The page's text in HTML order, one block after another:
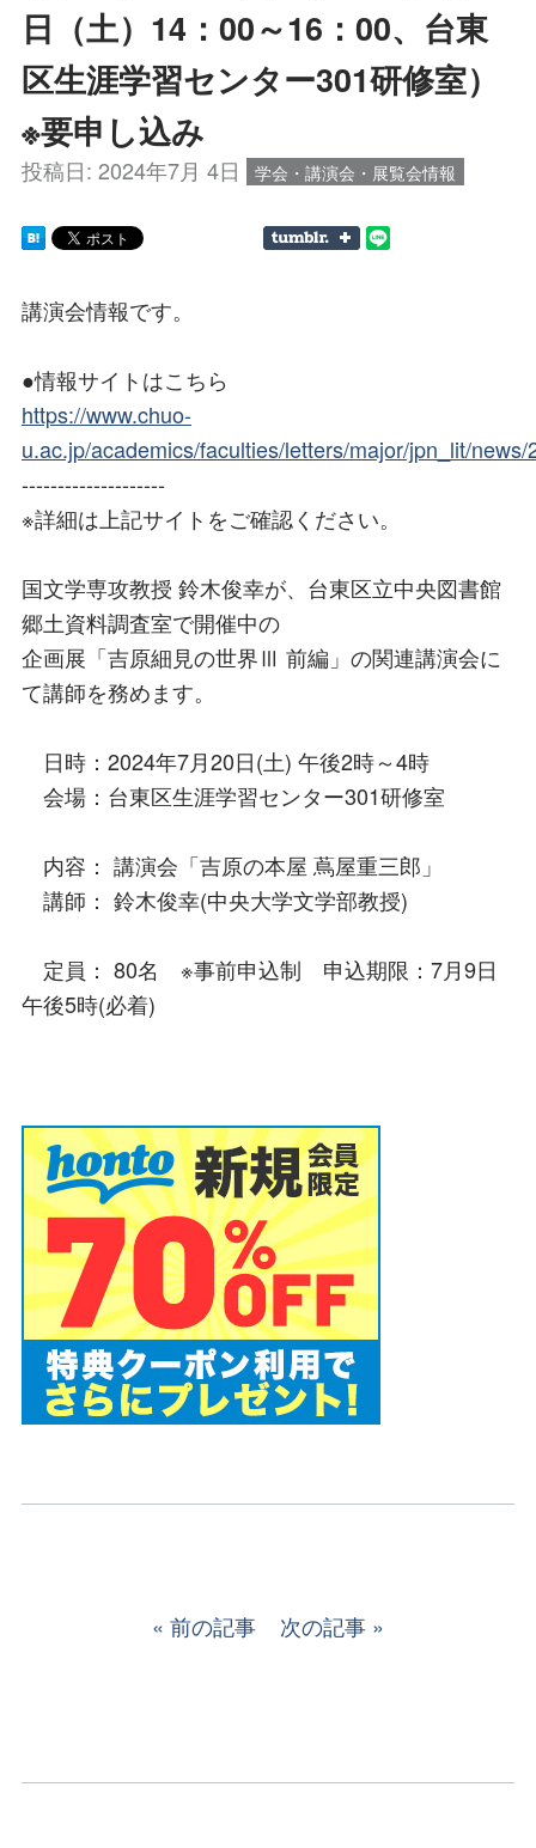
日（土）14：00～16：00、台東
区生涯学習センター301研修室）
※要申し込み
投稿日: 2024年7月 4日 学会・講演会・展覧会情報
講演会情報です。
●情報サイトはこちら
https://www.chuo-
u.ac.jp/academics/faculties/letters/major/jpn_lit/
--------------------
※詳細は上記サイトをご確認ください。
国文学専攻教授 鈴木俊幸が、台東区立中央図書館
郷土資料調査室で開催中の
企画展「吉原細見の世界Ⅲ 前編」の関連講演会に
て講師を務めます。
日時：2024年7月20日(土) 午後2時～4時
会場：台東区生涯学習センター301研修室
内容： 講演会「吉原の本屋 蔦屋重三郎」
講師： 鈴木俊幸(中央大学文学部教授)
定員： 80名 ※事前申込制 申込期限：7月9日
午後5時(必着)
前の記事 次の記事